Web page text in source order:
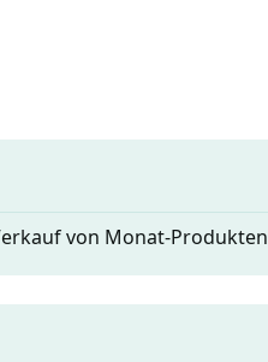
von Monat-Produkten